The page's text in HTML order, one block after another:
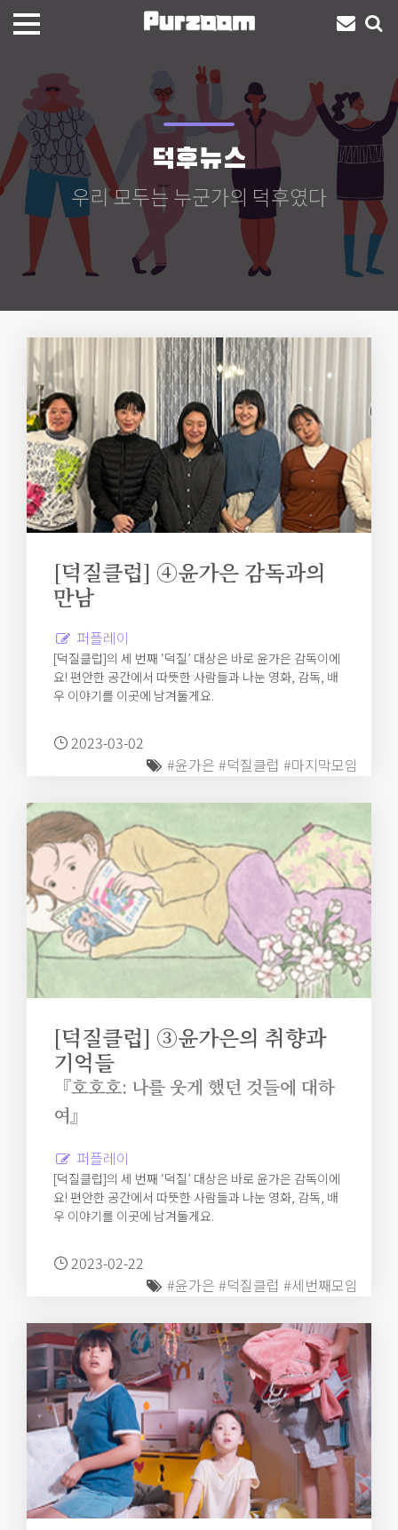
덕후뉴스
우리 모두는 누군가의 덕후였다
[덕질클럽] ④윤가은 감독과의
만남
퍼플레이
[덕질클럽]의 세 번째 ‘덕질’ 대상은 바로 윤가은 감독이에
요! 편안한 공간에서 따뜻한 사람들과 나눈 영화, 감독, 배
우 이야기를 이곳에 남겨둘게요.
2023-03-02
#윤가은 #덕질클럽 #마지막모임
[덕질클럽] ③윤가은의 취향과
기억들
『호호호: 나를 웃게 했던 것들에 대하
여』
퍼플레이
[덕질클럽]의 세 번째 ‘덕질’ 대상은 바로 윤가은 감독이에
요! 편안한 공간에서 따뜻한 사람들과 나눈 영화, 감독, 배
우 이야기를 이곳에 남겨둘게요.
2023-02-22
#윤가은 #덕질클럽 #세번째모임